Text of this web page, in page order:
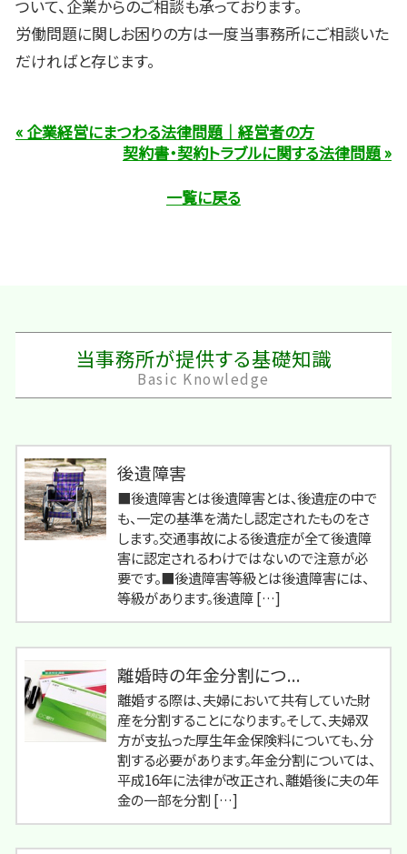
ついて、企業からのご相談も承っております。
労働問題に関しお困りの方は一度当事務所にご相談いた
だければと存じます。
« 企業経営にまつわる法律問題｜経営者の方
契約書・契約トラブルに関する法律問題 »
一覧に戻る
当事務所が提供する基礎知識
Basic Knowledge
後遺障害
■後遺障害とは後遺障害とは、後遺症の中で
も、一定の基準を満たし認定されたものをさ
します。交通事故による後遺症が全て後遺障
害に認定されるわけではないので注意が必
要です。■後遺障害等級とは後遺障害には、
等級があります。後遺障 […]
離婚時の年金分割につ...
離婚する際は、夫婦において共有していた財
産を分割することになります。そして、夫婦双
方が支払った厚生年金保険料についても、分
割する必要があります。年金分割については、
平成16年に法律が改正され、離婚後に夫の年
金の一部を分割 […]